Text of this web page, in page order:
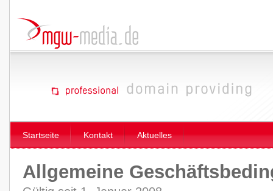
Startseite Kontakt Aktuelles
Allgemeine